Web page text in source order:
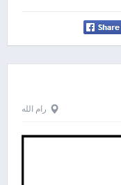
رام الله